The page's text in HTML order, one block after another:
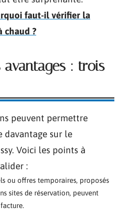
faut-il vérifier la
chaud ?
: trois
peuvent permettre
davantage sur le
Voici les points à
:
ou offres temporaires, proposés
sites de réservation, peuvent